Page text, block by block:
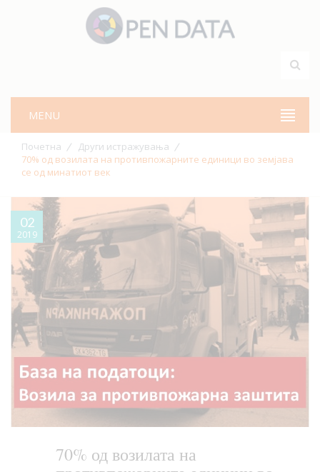
MENU
Почетна
Други истражувања
70% од возилата на противпожарните единици во земјава
се од минатиот век
02
2019
70% од возилата на